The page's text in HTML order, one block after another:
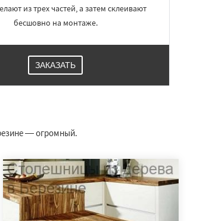
из трех частей, а затем склеивают
бесшовно на монтаже.
ЗАКАЗАТЬ
— огромный.